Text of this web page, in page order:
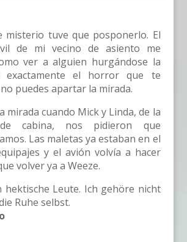
misterio tuve que posponerlo. El
de mi vecino de asiento me
ver a alguien hurgándose la
exactamente el horror que te
puedes apartar la mirada.
mirada cuando Mick y Linda, de la
cabina, nos pidieron que
Las maletas ya estaban en el
y el avión volvía a hacer
volver ya a Weeze.
hektische Leute. Ich gehöre nicht
Ruhe selbst.